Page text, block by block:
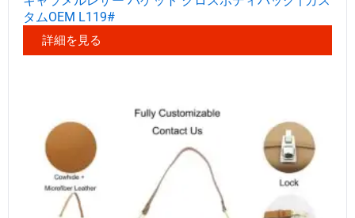
タムOEM L119#
詳細を見る